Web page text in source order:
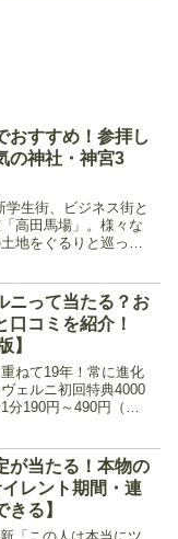
おすすめ！参拝し
の神社・神宮3
学生街、ビジネス街と
高田馬場」。様々な
地をぐるりと巡って
今回は、高田馬場に
ニって当たる？お
口コミを紹介！
】
ねて19年！常に進化
ェルニ初回特典4000
分190円～490円（税
占いヴェルニ...
が当たる！本物の
レント期間・連
る】